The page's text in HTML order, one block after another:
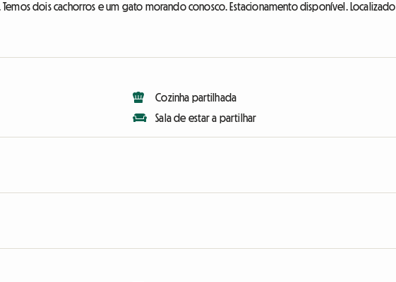
Temos dois cachorros e um gato morando conosco. Estacionamento disponível. Localizado
Cozinha partilhada
Sala de estar a partilhar